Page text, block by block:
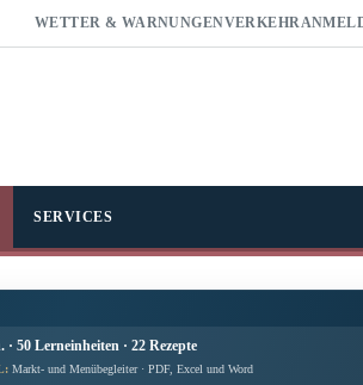
WETTER & WARNUNGENVERKEHR
SERVICES
· 50 Lerneinheiten · 22 Rezepte
Markt- und Menübegleiter · PDF, Excel und Word